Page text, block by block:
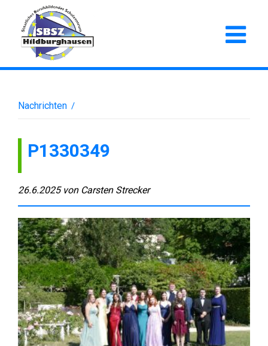
Nachrichten /
P1330349
26.6.2025 von Carsten Strecker